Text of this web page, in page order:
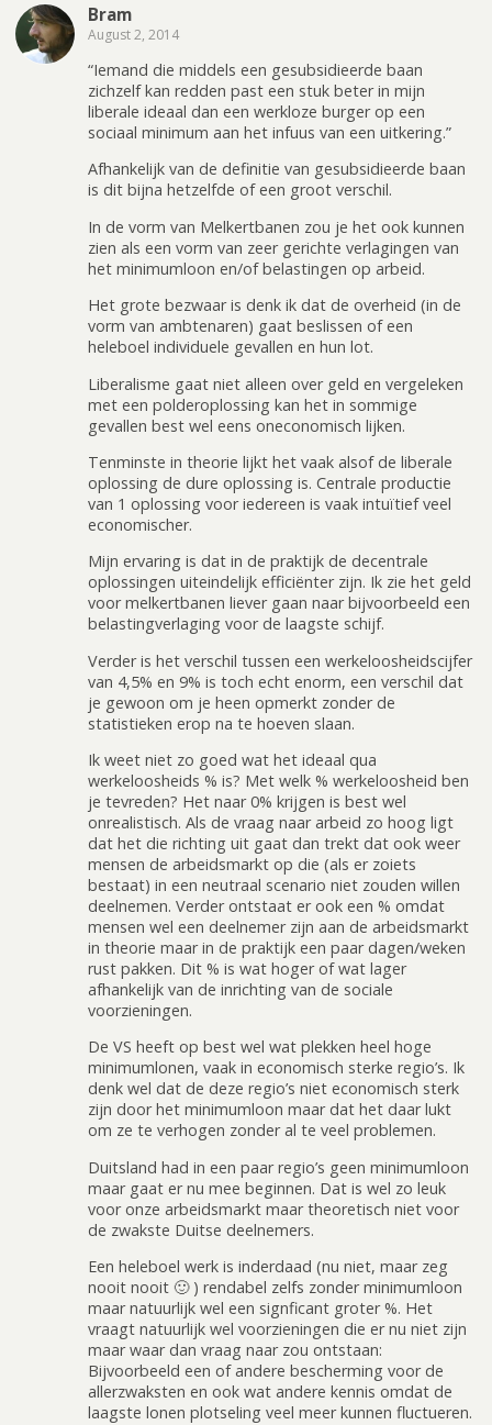
Bram
August 2, 2014
“Iemand die middels een gesubsidieerde baan
zichzelf kan redden past een stuk beter in mijn
liberale ideaal dan een werkloze burger op een
sociaal minimum aan het infuus van een uitkering.”
Afhankelijk van de definitie van gesubsidieerde baan
is dit bijna hetzelfde of een groot verschil.
In de vorm van Melkertbanen zou je het ook kunnen
zien als een vorm van zeer gerichte verlagingen van
het minimumloon en/of belastingen op arbeid.
Het grote bezwaar is denk ik dat de overheid (in de
vorm van ambtenaren) gaat beslissen of een
heleboel individuele gevallen en hun lot.
Liberalisme gaat niet alleen over geld en vergeleken
met een polderoplossing kan het in sommige
gevallen best wel eens oneconomisch lijken.
Tenminste in theorie lijkt het vaak alsof de liberale
oplossing de dure oplossing is. Centrale productie
van 1 oplossing voor iedereen is vaak intuïtief veel
economischer.
Mijn ervaring is dat in de praktijk de decentrale
oplossingen uiteindelijk efficiënter zijn. Ik zie het geld
voor melkertbanen liever gaan naar bijvoorbeeld een
belastingverlaging voor de laagste schijf.
Verder is het verschil tussen een werkeloosheidscijfer
van 4,5% en 9% is toch echt enorm, een verschil dat
je gewoon om je heen opmerkt zonder de
statistieken erop na te hoeven slaan.
Ik weet niet zo goed wat het ideaal qua
werkeloosheids % is? Met welk % werkeloosheid ben
je tevreden? Het naar 0% krijgen is best wel
onrealistisch. Als de vraag naar arbeid zo hoog ligt
dat het die richting uit gaat dan trekt dat ook weer
mensen de arbeidsmarkt op die (als er zoiets
bestaat) in een neutraal scenario niet zouden willen
deelnemen. Verder ontstaat er ook een % omdat
mensen wel een deelnemer zijn aan de arbeidsmarkt
in theorie maar in de praktijk een paar dagen/weken
rust pakken. Dit % is wat hoger of wat lager
afhankelijk van de inrichting van de sociale
voorzieningen.
De VS heeft op best wel wat plekken heel hoge
minimumlonen, vaak in economisch sterke regio’s. Ik
denk wel dat de deze regio’s niet economisch sterk
zijn door het minimumloon maar dat het daar lukt
om ze te verhogen zonder al te veel problemen.
Duitsland had in een paar regio’s geen minimumloon
maar gaat er nu mee beginnen. Dat is wel zo leuk
voor onze arbeidsmarkt maar theoretisch niet voor
de zwakste Duitse deelnemers.
Een heleboel werk is inderdaad (nu niet, maar zeg
nooit nooit 🙂 ) rendabel zelfs zonder minimumloon
maar natuurlijk wel een signficant groter %. Het
vraagt natuurlijk wel voorzieningen die er nu niet zijn
maar waar dan vraag naar zou ontstaan:
Bijvoorbeeld een of andere bescherming voor de
allerzwaksten en ook wat andere kennis omdat de
laagste lonen plotseling veel meer kunnen fluctueren.